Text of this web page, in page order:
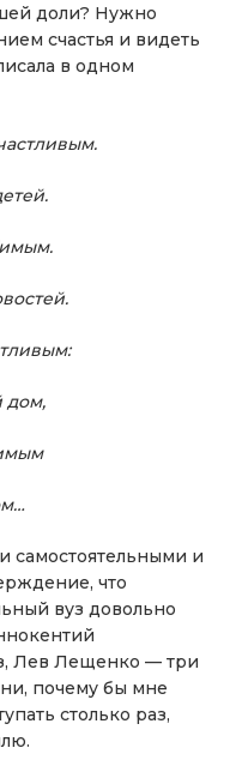
доли? Нужно
счастья и видеть
в одном
дом,
и
что
вуз довольно
Лев Лещенко — три
почему бы мне
столько раз,